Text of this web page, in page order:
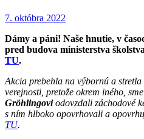
7. októbra 2022
Dámy a páni! Naše hnutie, v
pred budova ministerstva
TU.
Akcia prebehla na výbornú a
verejnosti, pretože okrem iného,
Gröhlingoviodovzdali záchodové
s ním hlboko opovrhovali a
TU.